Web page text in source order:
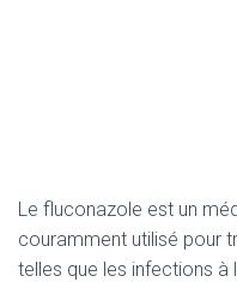
Le fluconazole est un
couramment utilisé pour
telles que les infections